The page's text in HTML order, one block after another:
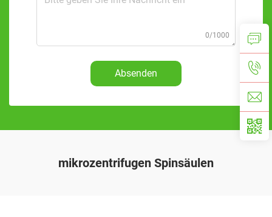
0/1000
Absenden
mikrozentrifugen Spinsäulen